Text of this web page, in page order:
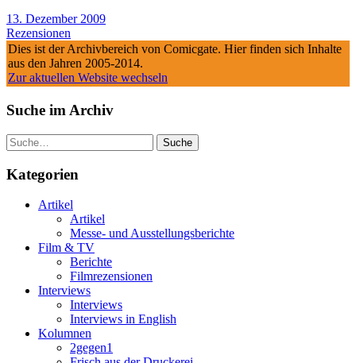
13. Dezember 2009
Rezensionen
Dies ist der Archivbereich von Comicgate. Hier finden sich Inhalte
aus den Jahren 2005-2014.
Zur aktuellen Website wechseln
Suche im Archiv
Suche
Kategorien
Artikel
Artikel
Messe- und Ausstellungsberichte
Film & TV
Berichte
Filmrezensionen
Interviews
Interviews
Interviews in English
Kolumnen
2gegen1